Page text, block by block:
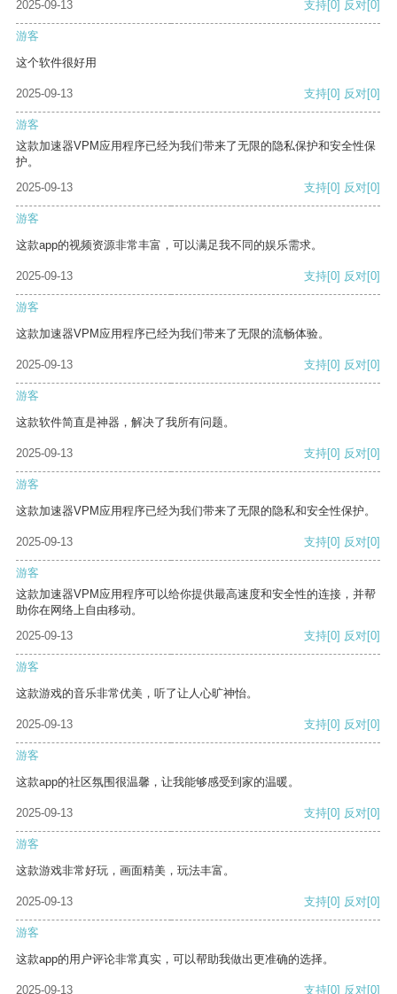
2025-09-13
支持[0] 反对[0]
游客
这个软件很好用
2025-09-13 支持[0] 反对[0]
游客
这款加速器VPM应用程序已经为我们带来了无限的隐私保护和安全性保
护。
2025-09-13
支持[0] 反对[0]
游客
这款app的视频资源非常丰富，可以满足我不同的娱乐需求。
2025-09-13 支持[0] 反对[0]
游客
这款加速器VPM应用程序已经为我们带来了无限的流畅体验。
2025-09-13 支持[0] 反对[0]
游客
这款软件简直是神器，解决了我所有问题。
2025-09-13 支持[0] 反对[0]
游客
这款加速器VPM应用程序已经为我们带来了无限的隐私和安全性保护。
2025-09-13 支持[0] 反对[0]
游客
这款加速器VPM应用程序可以给你提供最高速度和安全性的连接，并帮
助你在网络上自由移动。
2025-09-13
支持[0] 反对[0]
游客
这款游戏的音乐非常优美，听了让人心旷神怡。
2025-09-13 支持[0] 反对[0]
游客
这款app的社区氛围很温馨，让我能够感受到家的温暖。
2025-09-13 支持[0] 反对[0]
游客
这款游戏非常好玩，画面精美，玩法丰富。
2025-09-13 支持[0] 反对[0]
游客
这款app的用户评论非常真实，可以帮助我做出更准确的选择。
2025-09-13 支持[0] 反对[0]